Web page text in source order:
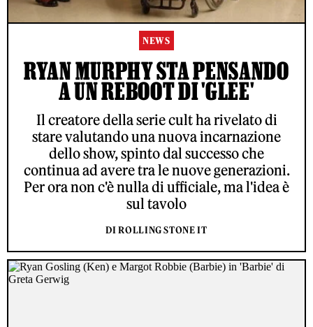
NEWS
RYAN MURPHY STA PENSANDO
A UN REBOOT DI 'GLEE'
Il creatore della serie cult ha rivelato di
stare valutando una nuova incarnazione
dello show, spinto dal successo che
continua ad avere tra le nuove generazioni.
Per ora non c'è nulla di ufficiale, ma l'idea è
sul tavolo
DI ROLLING STONE IT